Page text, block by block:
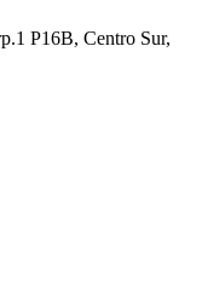
P16B, Centro Sur,